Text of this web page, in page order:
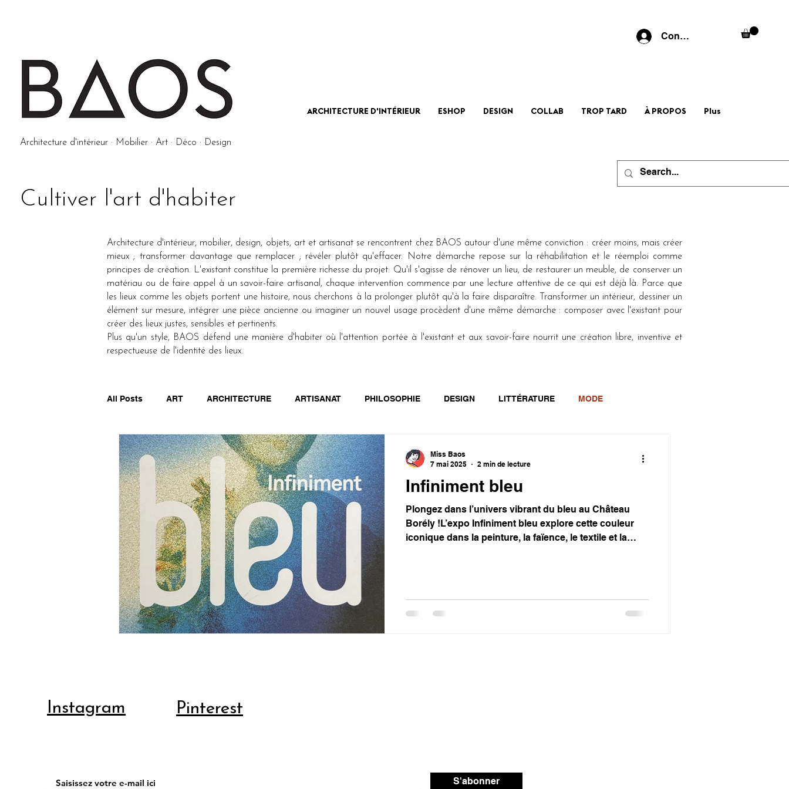
Connexion
ARCHITECTURE D'INTÉRIEUR ESHOP DESIGN COLLAB TROP TARD À PROPOS Plus
Architecture d'intérieur · Mobilier · Art · Déco · Design
Cultiver l'art d'habiter
Architecture d'intérieur, mobilier, design, objets, art et artisanat se rencontrent chez BAOS autour d'une même conviction : créer moins, mais créer
mieux ; transformer davantage que remplacer ; révéler plutôt qu'effacer. Notre démarche repose sur la réhabilitation et le réemploi comme
principes de création. L'existant constitue la première richesse du projet. Qu'il s'agisse de rénover un lieu, de restaurer un meuble, de conserver un
matériau ou de faire appel à un savoir-faire artisanal, chaque intervention commence par une lecture attentive de ce qui est déjà là. Parce que
les lieux comme les objets portent une histoire, nous cherchons à la prolonger plutôt qu'à la faire disparaître. Transformer un intérieur, dessiner un
élément sur mesure, intégrer une pièce ancienne ou imaginer un nouvel usage procèdent d'une même démarche : composer avec l'existant pour
créer des lieux justes, sensibles et pertinents.
Plus qu'un style, BAOS défend une manière d'habiter où l'attention portée à l'existant et aux savoir-faire nourrit une création libre, inventive et
respectueuse de l'identité des lieux.
All Posts ART ARCHITECTURE ARTISANAT PHILOSOPHIE DESIGN LITTÉRATURE MODE
Infiniment bleu
Plongez dans l’univers vibrant du bleu au Château
Borély !L’expo Infiniment bleu explore cette couleur
iconique dans la peinture, la faïence, le textile et la
sensorielle nous ouvre de nouvelles perspectives.
Miss Baos
7 mai 2025
2 min de lecture
Instagram Pinterest
S'abonner